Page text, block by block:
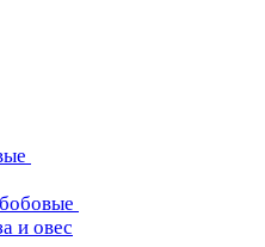
и овес